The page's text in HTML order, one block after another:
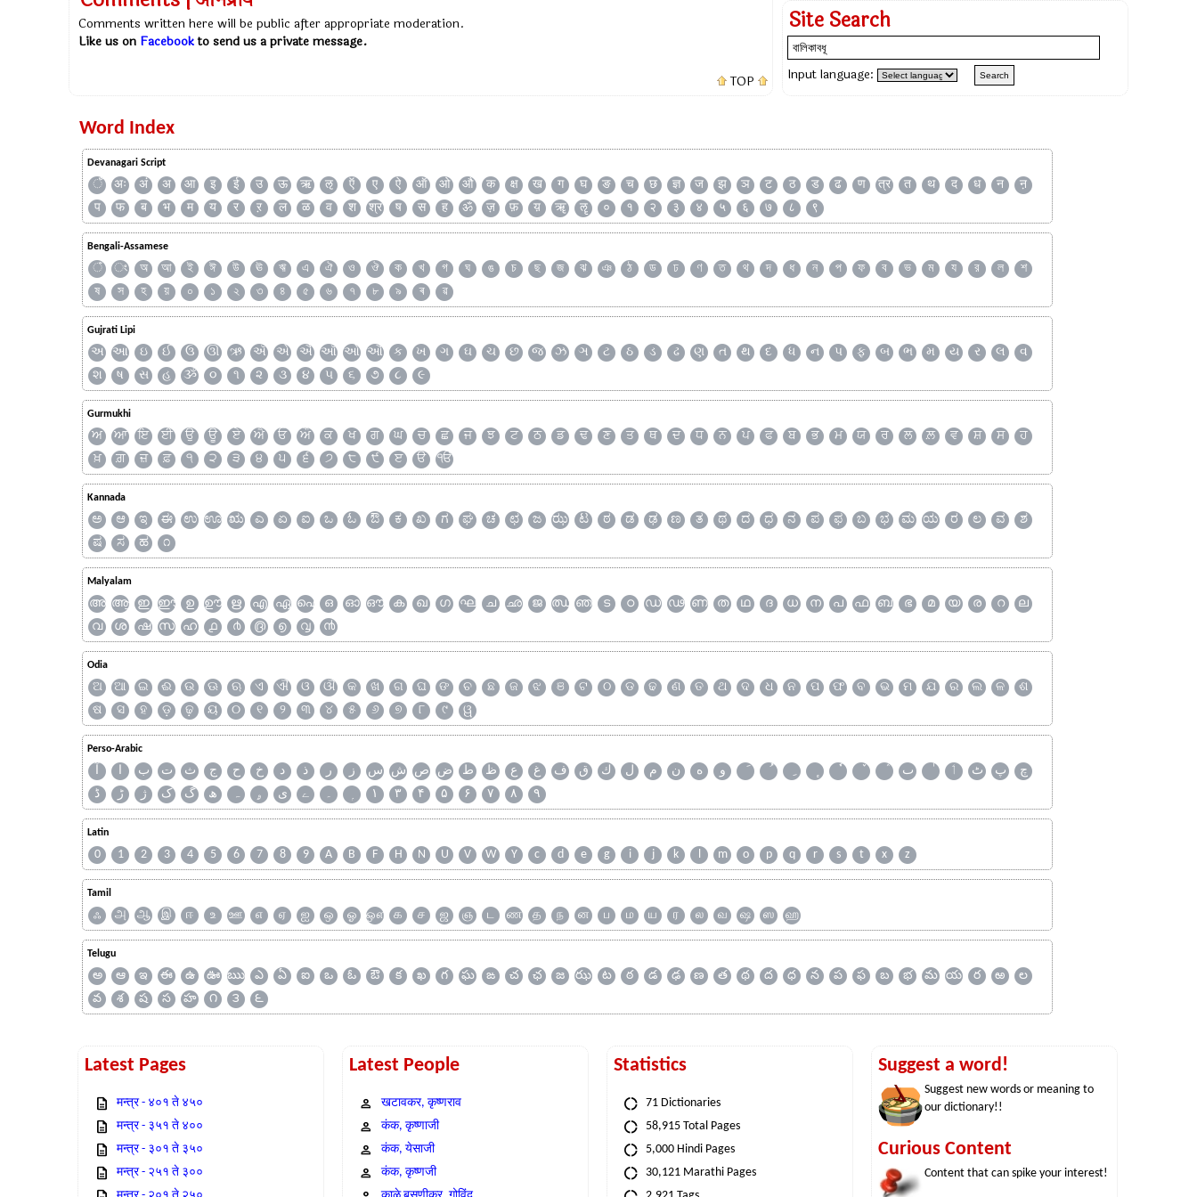
Comments written here will be public after appropriate moderation.
Like us on Facebookto send us a private message.
TOP
Site Search
Input language:
Word Index
Devanagari Script
ँ अः अं अ आ इ ई उ ऊ ऋ ऌ ऍ ए ऐ ऑ ओ औ क क्ष ख ग घ ङ च छ ज्ञ ज झ ञ ट ठ ड ढ ण त्र त थ द ध न
ऩ
प
फ ब भ म य र ऱ ल ळ व श श्र ष स ह ॐ ज़ फ़ य़ ॠ ॡ ० १ २ ३ ४ ५ ६ ७ ८ ९
Bengali-Assamese
ঁ ং অ আ ই ঈ উ ঊ ঋ এ ঐ ও ঔ ক খ গ ঘ ঙ চ ছ জ ঝ ঞ ঠ ড ঢ ণ ত থ দ ধ ন প ফ ব ভ ম য র ল
শ
ষ
স হ য় ০ ১ ২ ৩ ৪ ৫ ৬ ৭ ৮ ৯ ৰ ৱ
Gujrati Lipi
અ આ ઇ ઈ ઉ ઊ ઋ ઍ એ ઐ ઑ ઓ ઔ ક ખ ગ ઘ ચ છ જ ઝ ઞ ટ ઠ ડ ઢ ણ ત થ દ ધ ન પ ફ બ ભ મ ય ર લ
વ
શ
ષ સ હ ૐ ૦ ૧ ૨ ૩ ૪ ૫ ૬ ૭ ૮ ૯
Gurmukhi
ਅ ਆ ਇ ਈ ਉ ਊ ਏ ਐ ਓ ਔ ਕ ਖ ਗ ਘ ਚ ਛ ਜ ਝ ਟ ਠ ਡ ਢ ਣ ਤ ਥ ਦ ਧ ਨ ਪ ਫ ਬ ਭ ਮ ਯ ਰ ਲ ਲ਼ ਵ ਸ਼ ਸ
ਹ
ਖ਼
ਗ਼ ਜ਼ ਫ਼ ੧ ੨ ੩ ੪ ੫ ੬ ੭ ੮ ੯ ੲ ੳ ੴ
Kannada
ಅ ಆ ಇ ಈ ಉ ಊ ಋ ಎ ಏ ಐ ಒ ಓ ಔ ಕ ಖ ಗ ಘ ಚ ಛ ಜ ಝ ಟ ಠ ಡ ಢ ಣ ತ ಥ ದ ಧ ನ ಪ ಫ ಬ ಭ ಮ ಯ ರ ಲ ವ
ಶ
ಷ
ಸ ಹ ೧
Malyalam
അ ആ ഇ ഈ ഉ ഊ ഋ എ ഏ ഐ ഒ ഓ ഔ ക ഖ ഗ ഘ ച ഛ ജ ഝ ഞ ട ഠ ഡ ഢ ണ ത ഥ ദ ധ ന പ ഫ ബ ഭ മ യ ര റ
ല
വ
ശ ഷ സ ഹ ൧ ൪ ൫ ൭ ൮ ൯
Odia
ଅ ଆ ଇ ଈ ଉ ଊ ଋ ଏ ଐ ଓ ଔ କ ଖ ଗ ଘ ଙ ଚ ଛ ଜ ଝ ଞ ଟ ଠ ଡ ଢ ଣ ତ ଥ ଦ ଧ ନ ପ ଫ ବ ଭ ମ ଯ ର ଲ ଳ
ଶ
ଷ
ସ ହ ଡ଼ ଢ଼ ୟ ୦ ୧ ୨ ୩ ୪ ୫ ୬ ୭ ୮ ୯ ୱ
Perso-Arabic
آ ا ب ت ث ج ح خ د ذ ر ز س ش ص ض ط ظ ع غ ف ق ك ل م ن ه و ٮ ٲ ٹ پ
چ
ڈ
ڑ ژ ک گ ھ ہ ۄ ی ے ۔ ۱ ۳ ۴ ۵ ۶ ۷ ۸ ۹
Latin
0 1 2 3 4 5 6 7 8 9 A B F H N U V W Y c d e g i j k l m o p q r s t x z
Tamil
ஃ அ ஆ இ ஈ உ ஊ எ ஏ ஐ ஒ ஓ ஔ க ச ஜ ஞ ட ண த ந ன ப ம ய ர ல வ ஷ ஸ ஹ
Telugu
అ ఆ ఇ ఈ ఉ ఊ ఋ ఎ ఏ ఐ ఒ ఓ ఔ క ఖ గ ఘ ఙ చ ఛ జ ఝ ట ఠ డ ఢ ణ త థ ద ధ న ప ఫ బ భ మ య ర ఱ
ల
వ
శ ష స హ ౧ ౩ ౬
Latest Pages
मन्त्र - ४०१ ते ४५०
मन्त्र - ३५१ ते ४००
मन्त्र - ३०१ ते ३५०
मन्त्र - २५१ ते ३००
Latest People
खटावकर, कृष्णराव
कंक, कृष्णाजी
कंक, येसाजी
कंक, कृष्णजी
Statistics
71 Dictionaries
58,915 Total Pages
5,000 Hindi Pages
30,121 Marathi Pages
Suggest a word!
Suggest new words or meaning to
our dictionary!!
Curious Content
Content that can spike your interest!